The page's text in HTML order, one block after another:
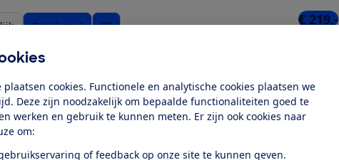
plaatsen cookies. Functionele en analytische cookies plaatsen we
Deze zijn noodzakelijk om bepaalde functionaliteiten goed te
werken en gebruik te kunnen meten. Er zijn ook cookies naar
om:
of feedback op onze site te kunnen geven.
Bekijk snel € 219,-
Tomado
TTB1501B
1,5 l | Glas | 500 W